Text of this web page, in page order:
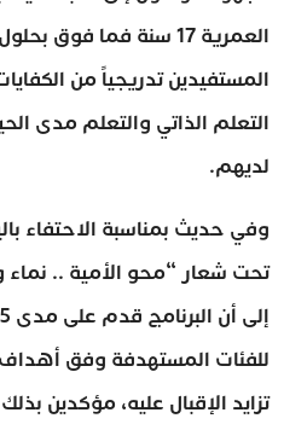
المستفيدين تدريجياً من
التعلم الذاتي والتعلم مدى
لديهم.
وفي حديث بمناسبة الاحتفاء
تحت شعار “محو الأمية .. نماء
للفئات المستهدفة وفق
تزايد الإقبال عليه، مؤكدين